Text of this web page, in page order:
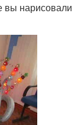
вы нарисовали